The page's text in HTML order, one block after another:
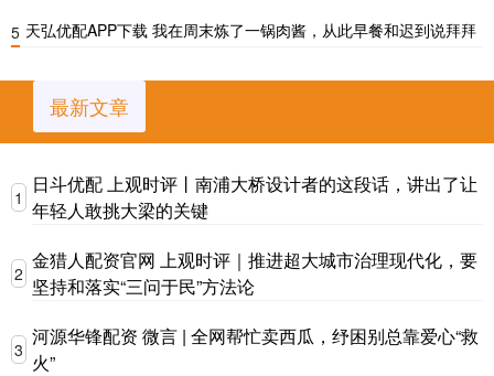
5 天弘优配APP下载 我在周末炼了一锅肉酱，从此早餐和迟到说拜拜
最新文章
1
日斗优配 上观时评丨南浦大桥设计者的这段话，讲出了让
年轻人敢挑大梁的关键
2
金猎人配资官网 上观时评｜推进超大城市治理现代化，要
坚持和落实“三问于民”方法论
3
河源华锋配资 微言 | 全网帮忙卖西瓜，纾困别总靠爱心“救
火”